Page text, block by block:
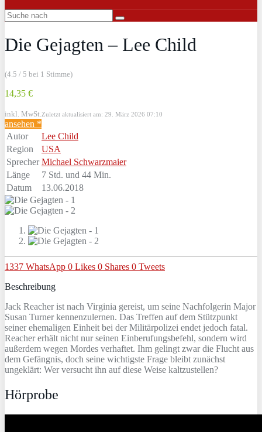
Die Gejagten – Lee Child
(4.5 / 5 bei 1 Stimme)
14,35 €
inkl. MwSt. Zuletzt aktualisiert am: 29. März 2026 07:10
ansehen *
Autor
Lee Child
Region
USA
Sprecher Michael Schwarzmaier
Länge
7 Std. und 44 Min.
Datum
13.06.2018
1337 WhatsApp 0 Likes 0 Shares 0 Tweets
Beschreibung
Jack Reacher ist nach Virginia gereist, um seine Nachfolgerin Major
Susan Turner kennenzulernen. Das Treffen auf dem Stützpunkt
seiner ehemaligen Einheit bei der Militärpolizei endet jedoch fatal.
Reacher erhält nicht nur seinen Einberufungsbefehl, sondern wird
außerdem wegen Mordes verhaftet. Ihm gelingt zwar die Flucht aus
dem Gefängnis, doch seine wichtigste Frage bleibt zunächst
ungeklärt: Wer versucht ihn auf diese Weise kaltzustellen?
Hörprobe